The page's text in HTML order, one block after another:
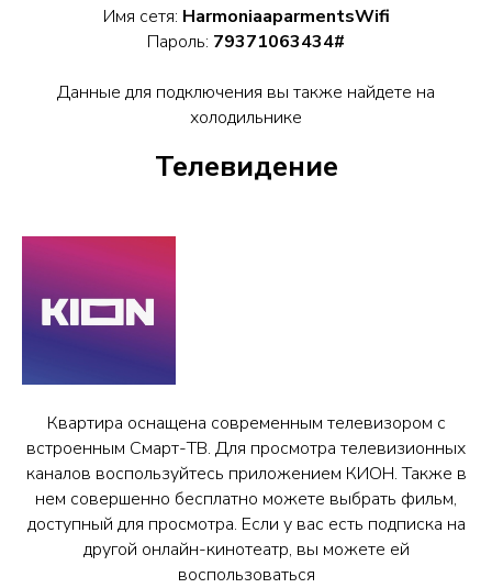
Имя сетя: HarmoniaaparmentsWifi
Пароль: 79371063434#
Данные для подключения вы также найдете на
холодильнике
Телевидение
Квартира оснащена современным телевизором с
встроенным Смарт-ТВ. Для просмотра телевизионных
каналов воспользуйтесь приложением КИОН. Также в
нем совершенно бесплатно можете выбрать фильм,
доступный для просмотра. Если у вас есть подписка на
другой онлайн-кинотеатр, вы можете ей
воспользоваться